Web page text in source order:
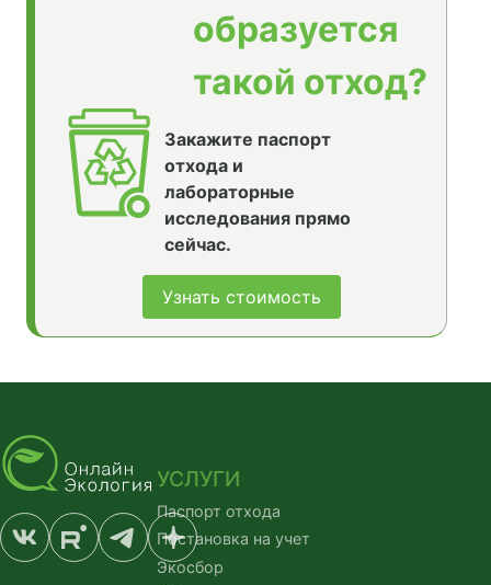
образуется
такой отход?
Закажите паспорт
отхода и
лабораторные
исследования прямо
сейчас.
Узнать стоимость
УСЛУГИ
Паспорт отхода
Постановка на учет
Экосбор